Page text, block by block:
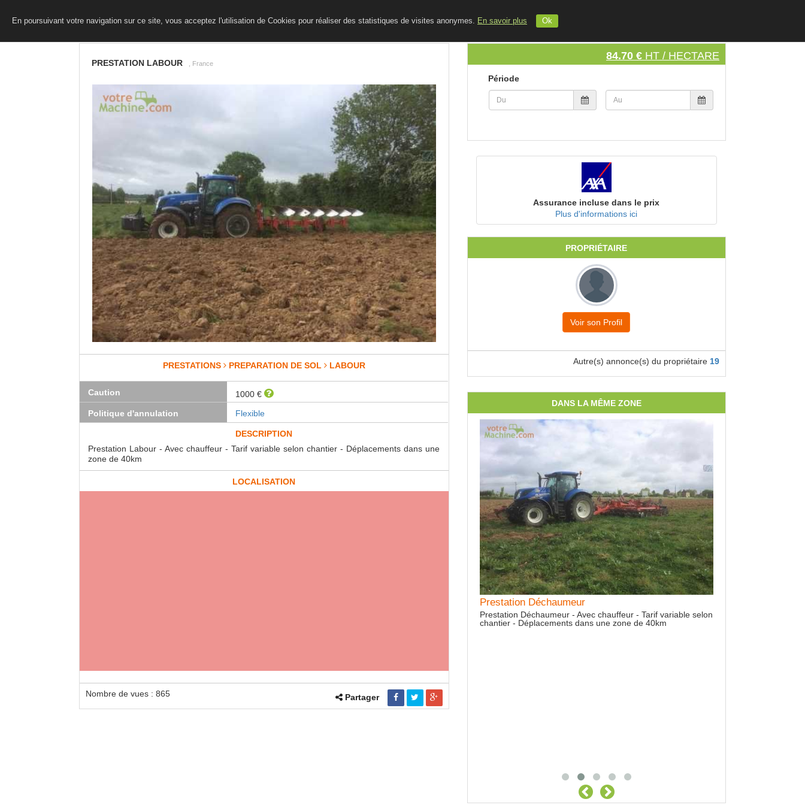
INSCRIVEZ VOTRE MATERIEL
En poursuivant votre navigation sur ce site, vous acceptez l'utilisation de Cookies pour réaliser des statistiques de visites anonymes. En savoir plus Ok
PRESTATION LABOUR , France
PRESTATIONS PREPARATION DE SOL LABOUR
Caution
1000 €
Politique d'annulation
Flexible
DESCRIPTION
Prestation Labour - Avec chauffeur - Tarif variable selon chantier - Déplacements dans une
zone de 40km
LOCALISATION
Nombre de vues : 865 Partager
84.70 € HT / HECTARE
Période
Assurance incluse dans le prix
Plus d'informations ici
PROPRIÉTAIRE
Voir son Profil
Autre(s) annonce(s) du propriétaire 19
DANS LA MÊME ZONE
Prestation Déchaumeur
Prestation Déchaumeur - Avec chauffeur - Tarif variable selon
chantier - Déplacements dans une zone de 40km